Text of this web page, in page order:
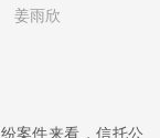
姜雨欣
案件来看，信托公